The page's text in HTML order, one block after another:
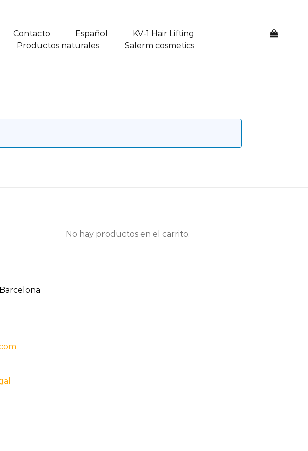
Contacto Español
KV-1 Hair Lifting
Productos naturales
Salerm cosmetics
No hay productos en el carrito.